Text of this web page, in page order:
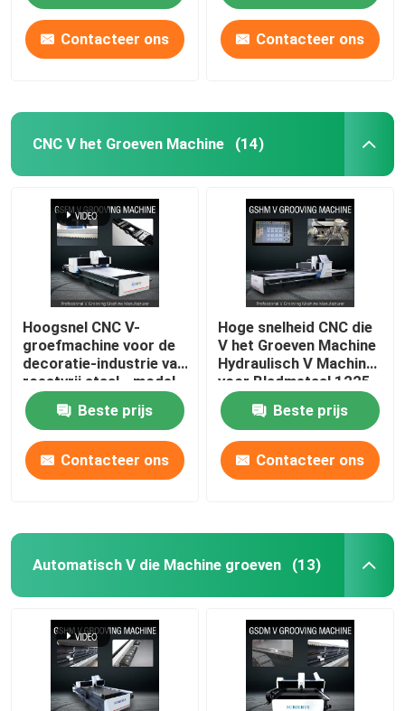
Contacteer ons Contacteer ons
CNC V het Groeven Machine (14)
Hoogsnel CNC V-
groefmachine voor de
decoratie-industrie van
roestvrij staal - model
1225
Beste prijs
Contacteer ons
Hoge snelheid CNC die
V het Groeven Machine
Hydraulisch V Machine
voor Bladmetaal 1225
groeven
Beste prijs
Contacteer ons
Automatisch V die Machine groeven (13)